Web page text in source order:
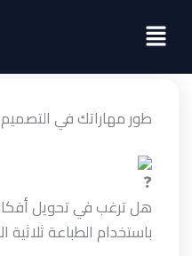
Menu
طور مهاراتك في التصميم
هل ترغب في تحويل
باستخدام الطباعة ثلاثية